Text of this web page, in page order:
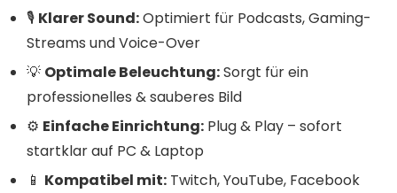
🎙️ Klarer Sound:Optimiert für Podcasts, Gaming-
Streams und Voice-Over
💡 Optimale Beleuchtung:Sorgt für ein
professionelles & sauberes Bild
⚙️ Einfache Einrichtung: Plug & Play – sofort
startklar auf PC & Laptop
📱 Kompatibel mit: Twitch, YouTube, Facebook